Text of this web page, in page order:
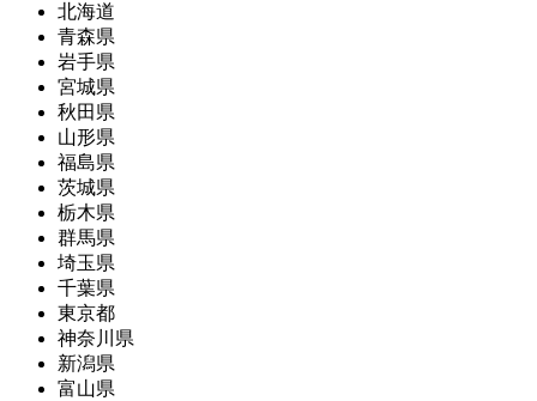
北海道
青森県
岩手県
宮城県
秋田県
山形県
福島県
茨城県
栃木県
群馬県
埼玉県
千葉県
東京都
神奈川県
新潟県
富山県